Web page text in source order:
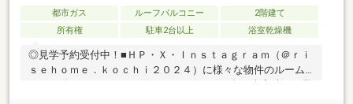
都市ガス ルーフバルコニー
2階建て
所有権
駐車2台以上 浴室乾燥機
◎見学予約受付中！■ＨＰ・Ｘ・Ｉｎｓｔａｇｒａｍ（＠ｒｉ
ｓｅｈｏｍｅ．ｋｏｃｈｉ２０２４）に様々な物件のルーム